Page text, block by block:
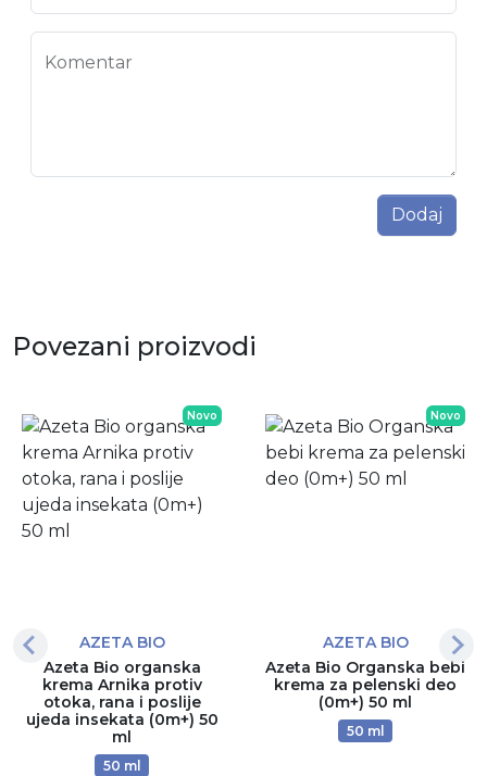
Komentar
Dodaj
Povezani proizvodi
Novo
AZETA BIO
Azeta Bio organska
krema Arnika protiv
otoka, rana i poslije
ujeda insekata (0m+) 50
ml
50 ml
Novo
AZETA BIO
Azeta Bio Organska bebi
krema za pelenski deo
(0m+) 50 ml
50 ml